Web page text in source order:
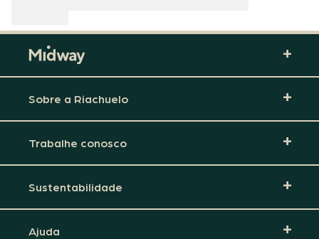
Sobre a Riachuelo
Trabalhe conosco
Sustentabilidade
Ajuda